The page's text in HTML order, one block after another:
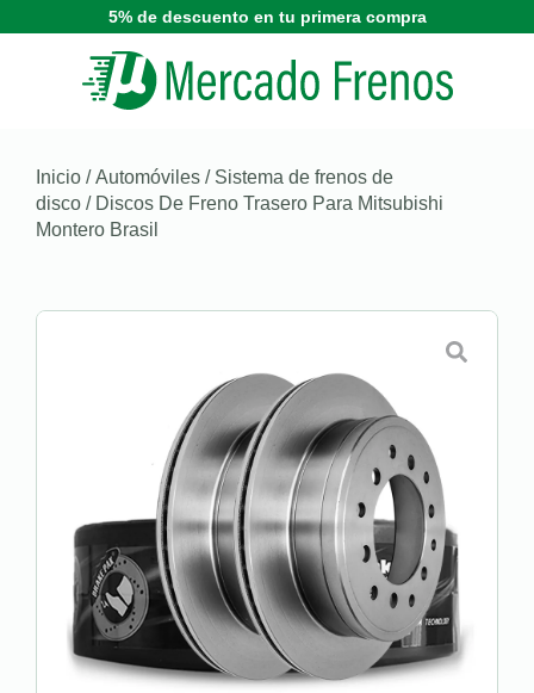
5% de descuento en tu primera compra
Inicio /Automóviles / Sistema de frenos de
disco / Discos De Freno Trasero Para Mitsubishi
Montero Brasil